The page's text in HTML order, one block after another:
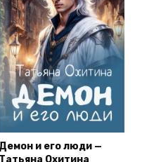
Демон и его люди —